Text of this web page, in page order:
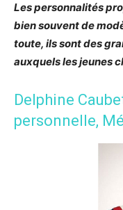
Les personnalités
bien souvent de
toute, ils sont des
auxquels les jeunes
Delphine
personnelle,